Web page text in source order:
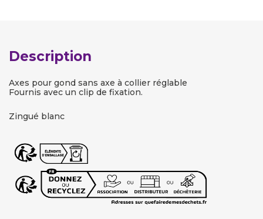
Description
Axes pour gond sans axe à collier réglable
Fournis avec un clip de fixation.
Zingué blanc